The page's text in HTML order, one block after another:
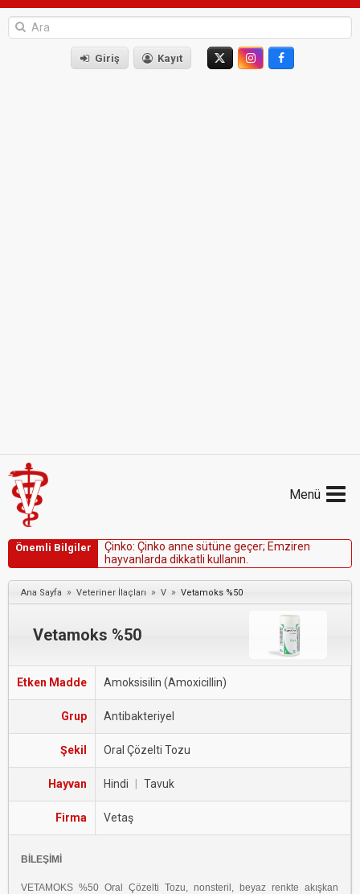
Giriş Kayıt
Menü
Önemli Bilgiler Çinko: Çinko anne sütüne geçer; Emziren
hayvan arda dikkati ku anın
Ana Sayfa » Veteriner İlaçları » V » Vetamoks %50
Vetamoks %50
Etken Madde Amoksisilin (Amoxicillin)
Grup Antibakteriyel
Şekil Oral Çözelti Tozu
Hayvan Hindi Tavuk
Firma Vetaş
BİLEŞİMİ
VETAMOKS %50 Oral Çözelti Tozu, nonsteril, beyaz renkte akışkan